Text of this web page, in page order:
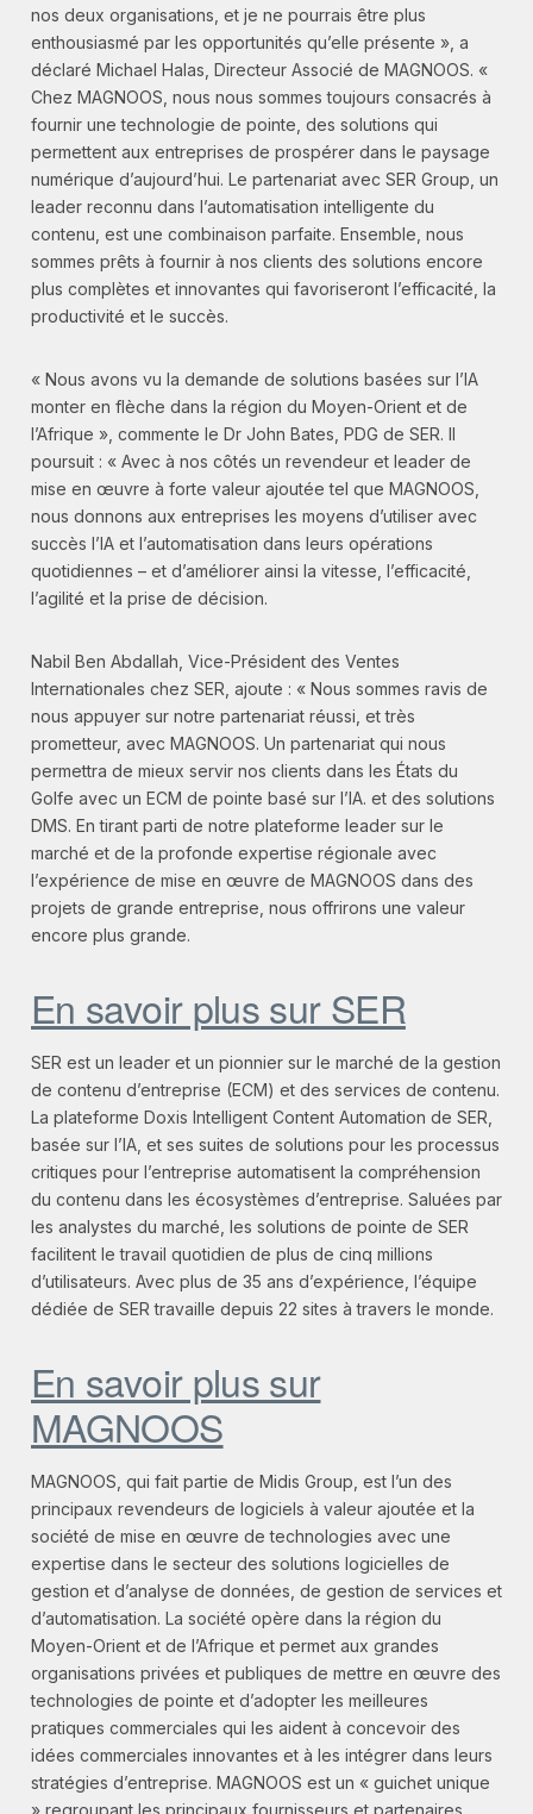
nos deux organisations, et je ne pourrais être plus
enthousiasmé par les opportunités qu’elle présente », a
déclaré Michael Halas, Directeur Associé de MAGNOOS. «
Chez MAGNOOS, nous nous sommes toujours consacrés à
fournir une technologie de pointe, des solutions qui
permettent aux entreprises de prospérer dans le paysage
numérique d’aujourd’hui. Le partenariat avec SER Group, un
leader reconnu dans l’automatisation intelligente du
contenu, est une combinaison parfaite. Ensemble, nous
sommes prêts à fournir à nos clients des solutions encore
plus complètes et innovantes qui favoriseront l’efficacité, la
productivité et le succès.
« Nous avons vu la demande de solutions basées sur l’IA
monter en flèche dans la région du Moyen-Orient et de
l’Afrique », commente le Dr John Bates, PDG de SER. Il
poursuit : « Avec à nos côtés un revendeur et leader de
mise en œuvre à forte valeur ajoutée tel que MAGNOOS,
nous donnons aux entreprises les moyens d’utiliser avec
succès l’IA et l’automatisation dans leurs opérations
quotidiennes – et d’améliorer ainsi la vitesse, l’efficacité,
l’agilité et la prise de décision.
Nabil Ben Abdallah, Vice-Président des Ventes
Internationales chez SER, ajoute : « Nous sommes ravis de
nous appuyer sur notre partenariat réussi, et très
prometteur, avec MAGNOOS. Un partenariat qui nous
permettra de mieux servir nos clients dans les États du
Golfe avec un ECM de pointe basé sur l’IA. et des solutions
DMS. En tirant parti de notre plateforme leader sur le
marché et de la profonde expertise régionale avec
l’expérience de mise en œuvre de MAGNOOS dans des
projets de grande entreprise, nous offrirons une valeur
encore plus grande.
En savoir plus sur SER
SER est un leader et un pionnier sur le marché de la gestion
de contenu d’entreprise (ECM) et des services de contenu.
La plateforme Doxis Intelligent Content Automation de SER,
basée sur l’IA, et ses suites de solutions pour les processus
critiques pour l’entreprise automatisent la compréhension
du contenu dans les écosystèmes d’entreprise. Saluées par
les analystes du marché, les solutions de pointe de SER
facilitent le travail quotidien de plus de cinq millions
d’utilisateurs. Avec plus de 35 ans d’expérience, l’équipe
dédiée de SER travaille depuis 22 sites à travers le monde.
En savoir plus sur
MAGNOOS
MAGNOOS, qui fait partie de Midis Group, est l’un des
principaux revendeurs de logiciels à valeur ajoutée et la
société de mise en œuvre de technologies avec une
expertise dans le secteur des solutions logicielles de
gestion et d’analyse de données, de gestion de services et
d’automatisation. La société opère dans la région du
Moyen-Orient et de l’Afrique et permet aux grandes
organisations privées et publiques de mettre en œuvre des
technologies de pointe et d’adopter les meilleures
pratiques commerciales qui les aident à concevoir des
idées commerciales innovantes et à les intégrer dans leurs
stratégies d’entreprise. MAGNOOS est un « guichet unique
» regroupant les principaux fournisseurs et partenaires